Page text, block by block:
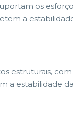
os
a
estruturais, com
a estabilidade da